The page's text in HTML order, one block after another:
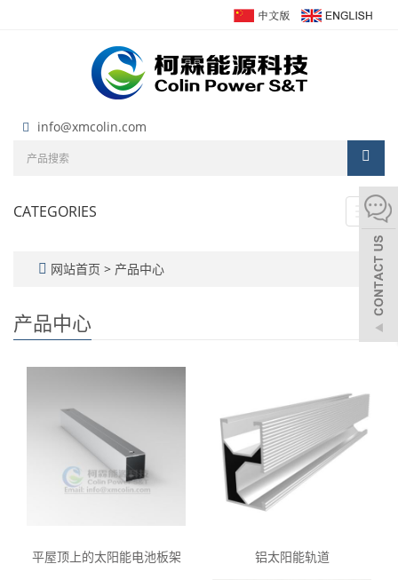
info@xmcolin.com
CATEGORIES
网站首页 > 产品中心
产品中心
平屋顶上的太阳能电池板架 铝太阳能轨道